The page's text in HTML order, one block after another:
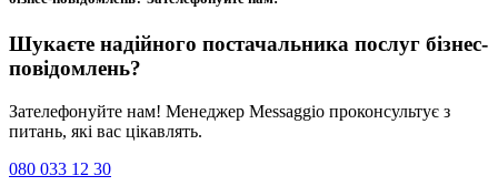
Шукаєте надійного постачальника послуг бізнес-
повідомлень?
Зателефонуйте нам! Менеджер Messaggio проконсультує з
питань, які вас цікавлять.
080 033 12 30